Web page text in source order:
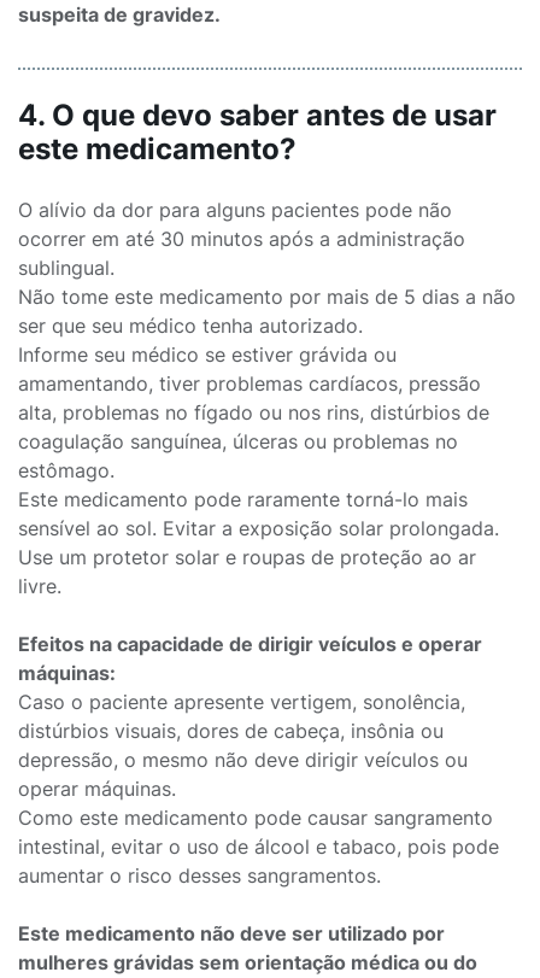
suspeita de gravidez.
4. O que devo saber antes de usar
este medicamento?
O alívio da dor para alguns pacientes pode não
ocorrer em até 30 minutos após a administração
sublingual.
Não tome este medicamento por mais de 5 dias a não
ser que seu médico tenha autorizado.
Informe seu médico se estiver grávida ou
amamentando, tiver problemas cardíacos, pressão
alta, problemas no fígado ou nos rins, distúrbios de
coagulação sanguínea, úlceras ou problemas no
estômago.
Este medicamento pode raramente torná-lo mais
sensível ao sol. Evitar a exposição solar prolongada.
Use um protetor solar e roupas de proteção ao ar
livre.
Efeitos na capacidade de dirigir veículos e operar
máquinas:
Caso o paciente apresente vertigem, sonolência,
distúrbios visuais, dores de cabeça, insônia ou
depressão, o mesmo não deve dirigir veículos ou
operar máquinas.
Como este medicamento pode causar sangramento
intestinal, evitar o uso de álcool e tabaco, pois pode
aumentar o risco desses sangramentos.
Este medicamento não deve ser utilizado por
mulheres grávidas sem orientação médica ou do